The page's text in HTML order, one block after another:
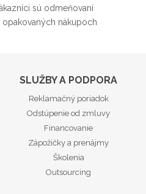
sú odmeňovaní
opakovaných nákupoch
SLUŽBY A PODPORA
Reklamačný poriadok
Odstúpenie od zmluvy
Financovanie
Zápožičky a prenájmy
Školenia
Outsourcing